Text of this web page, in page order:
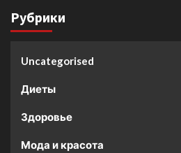
Рубрики
Uncategorised
Диеты
Здоровье
Мода и красота